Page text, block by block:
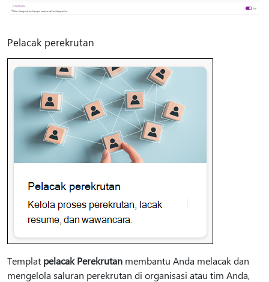
Pelacak perekrutan
Templat pelacak Perekrutan membantu Anda melacak dan
mengelola saluran perekrutan di organisasi atau tim Anda,